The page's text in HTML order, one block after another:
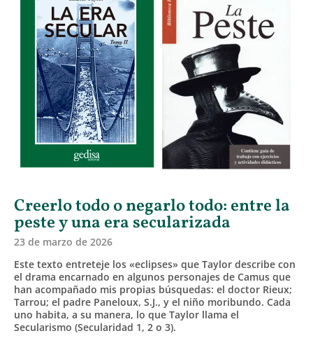
Creerlo todo o negarlo todo: entre la
peste y una era secularizada
23 de marzo de 2026
Este texto entreteje los «eclipses» que Taylor describe con
el drama encarnado en algunos personajes de Camus que
han acompañado mis propias búsquedas: el doctor Rieux;
Tarrou; el padre Paneloux, S.J., y el niño moribundo. Cada
uno habita, a su manera, lo que Taylor llama el
Secularismo (Secularidad 1, 2 o 3).